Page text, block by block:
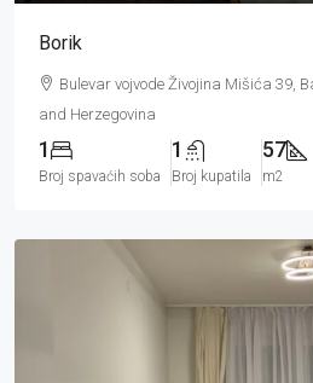
Borik
Bulevar vojvode Živojina Mišića 39,
and Herzegovina
1
Broj spavaćih soba
1
Broj kupatila
57
m2